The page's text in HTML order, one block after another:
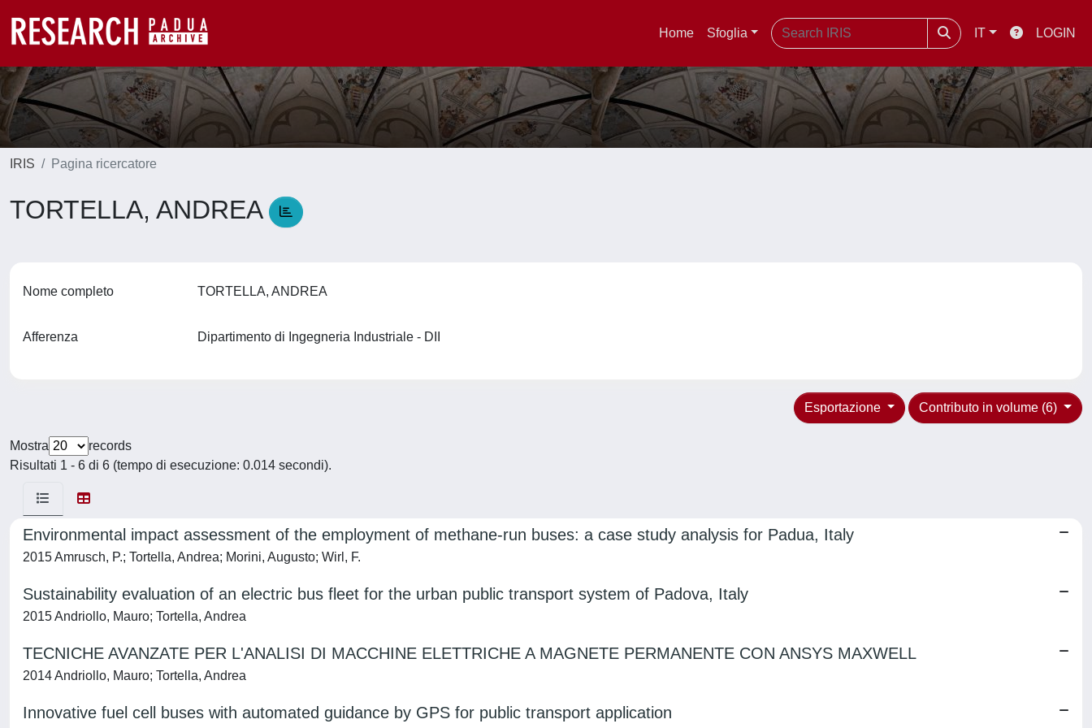
Home Sfoglia IT LOGIN
IRIS Pagina ricercatore
TORTELLA, ANDREA
Nome completo TORTELLA, ANDREA
Afferenza Dipartimento di Ingegneria Industriale - DII
Contributo in volume (6)
Esportazione
Mostra
records
Risultati 1 - 6 di 6 (tempo di esecuzione: 0.014 secondi).
Environmental impact assessment of the employment of methane-run buses: a case study analysis for Padua, Italy
2015 Amrusch, P.; Tortella, Andrea; Morini, Augusto; Wirl, F.
Sustainability evaluation of an electric bus fleet for the urban public transport system of Padova, Italy
2015 Andriollo, Mauro; Tortella, Andrea
TECNICHE AVANZATE PER L'ANALISI DI MACCHINE ELETTRICHE A MAGNETE PERMANENTE CON ANSYS MAXWELL
2014 Andriollo, Mauro; Tortella, Andrea
Innovative fuel cell buses with automated guidance by GPS for public transport application